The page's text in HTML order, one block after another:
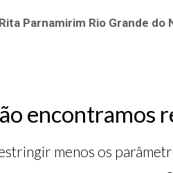
Parnamirim Rio Grande do
encontramos
menos os